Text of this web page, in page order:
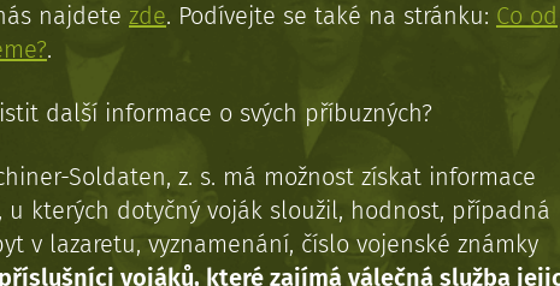
najdete zde. Podívejte se také na stránku: Co od
.
další informace o svých příbuzných?
Soldaten, z. s. má možnost získat informace
u kterých dotyčný voják sloužil, hodnost, případná
v lazaretu, vyznamenání, číslo vojenské známky
vojáků, které zajímá válečná služba